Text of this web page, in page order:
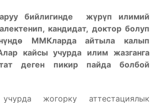
бийлигинде жүрүп илимий
кандидат, доктор болуп
үндө ММКларда айтыла калып
кайсы учурда илим жазганга
деген пикир пайда болбой
жогорку аттестациялык